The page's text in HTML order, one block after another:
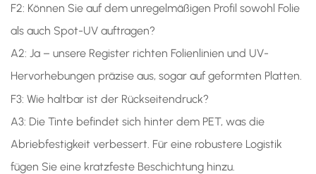
F2: Können Sie auf dem unregelmäßigen Profil sowohl Folie
als auch Spot-UV auftragen?
A2: Ja – unsere Register richten Folienlinien und UV-
Hervorhebungen präzise aus, sogar auf geformten Platten.
F3: Wie haltbar ist der Rückseitendruck?
A3: Die Tinte befindet sich hinter dem PET, was die
Abriebfestigkeit verbessert. Für eine robustere Logistik
fügen Sie eine kratzfeste Beschichtung hinzu.